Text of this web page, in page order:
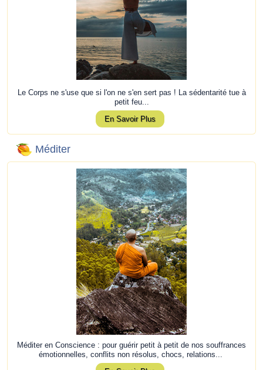
Le Corps ne s'use que si l'on ne s'en sert pas ! La sédentarité tue à
petit feu...
En Savoir Plus
Méditer
Méditer en Conscience : pour guérir petit à petit de nos souffrances
émotionnelles, conflits non résolus, chocs, relations...